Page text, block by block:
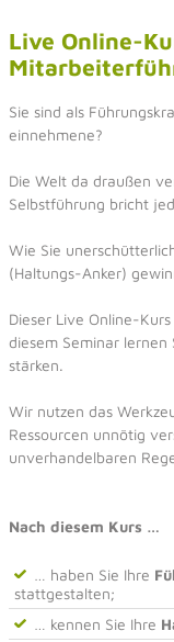
Live Online-
Sie sind als
einnehmene?
Die Welt da draußen
Selbstführung bricht
Wie Sie
(Haltungs-Anker)
Dieser Live Online-
diesem Seminar
stärken.
Wir nutzen das
Ressourcen unnötig
unverhandelbaren
Nach diesem Kurs …
… haben Sie Ihre
stattgestalten;
… kennen Sie Ihre